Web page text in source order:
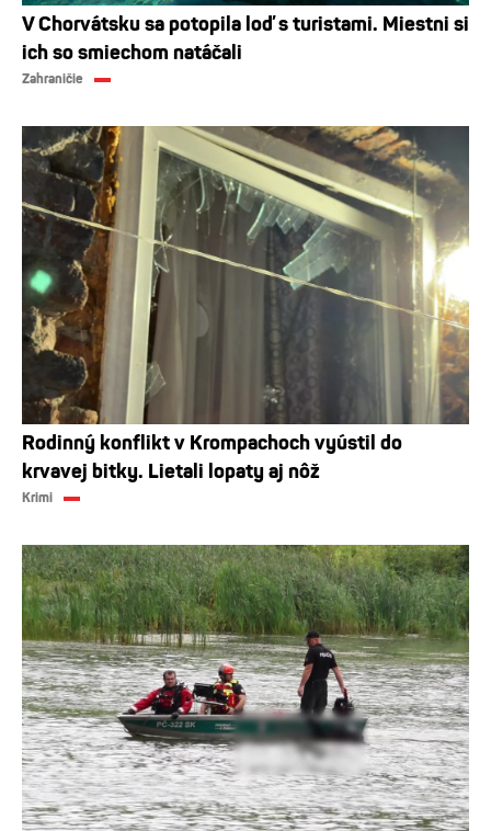
V Chorvátsku sa potopila loď s turistami. Miestni si
ich so smiechom natáčali
Zahraničie
Rodinný konflikt v Krompachoch vyústil do
krvavej bitky. Lietali lopaty aj nôž
Krimi